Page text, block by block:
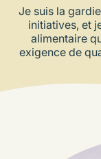
Je suis la
initiatives, et
alimentaire
exigence de